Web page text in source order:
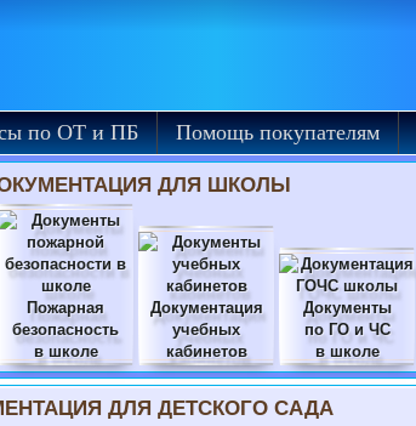
по ОТ и ПБ Помощь покупателям
ДЛЯ ШКОЛЫ
Пожарная
безопасность
в школе
Документация
учебных
кабинетов
Документы
по ГО и ЧС
в школе
ДЛЯ ДЕТСКОГО САДА